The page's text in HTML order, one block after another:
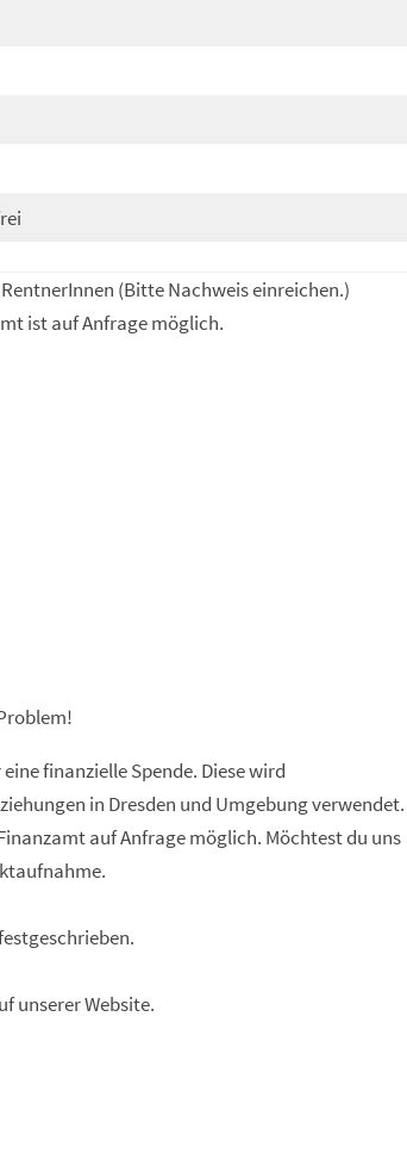
(Bitte Nachweis einreichen.)
ist auf Anfrage möglich.
finanzielle Spende. Diese wird
in Dresden und Umgebung verwendet.
auf Anfrage möglich. Möchtest du uns
unserer Website.